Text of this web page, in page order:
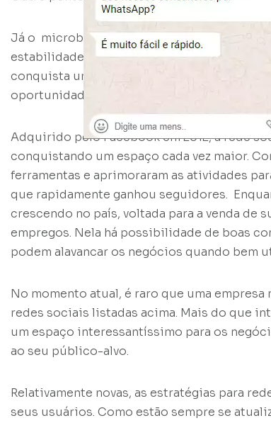
Já o microblog Twitter teve uma queda de
estabilidade através de novidades. A rede
conquista um público fiel que está sempre
oportunidade de postar a sua.
Adquirido pelo Facebook em 2012, a rede
conquistando um espaço cada vez maior.
ferramentas e aprimoraram as atividades
que rapidamente ganhou seguidores.
crescendo no país, voltada para a venda de
empregos. Nela há possibilidade de boas
podem alavancar os negócios quando bem
No momento atual, é raro que uma
redes sociais listadas acima. Mais do que
um espaço interessantíssimo para os
ao seu público-alvo.
Relativamente novas, as estratégias para
seus usuários. Como estão sempre se